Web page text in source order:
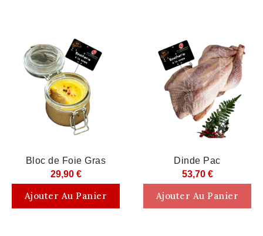
Bloc de Foie Gras
29,90 €
Ajouter Au Panier
Dinde Pac
53,70 €
Ajouter Au Panier